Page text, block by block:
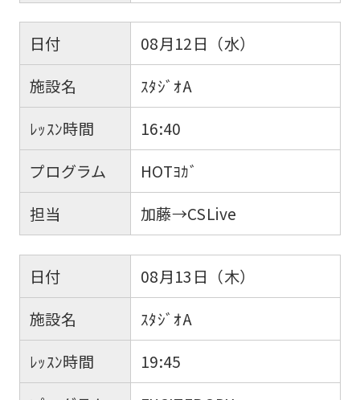
日付
08月12日（水）
施設名
ｽﾀｼﾞｵA
ﾚｯｽﾝ時間
16:40
プログラム
HOTﾖｶﾞ
担当
加藤→CSLive
日付
08月13日（木）
施設名
ｽﾀｼﾞｵA
ﾚｯｽﾝ時間
19:45